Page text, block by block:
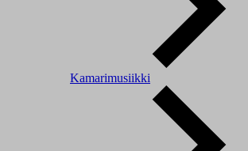
Kamarimusiikki